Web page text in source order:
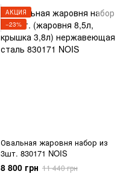
АКЦИЯ
−23%
Овальная жаровня набор из
3шт. 830171 NOIS
8 800 грн 11 440 грн